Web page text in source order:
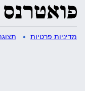
מדיניות פרטיות